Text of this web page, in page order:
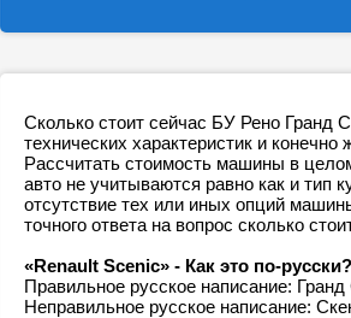
Сколько стоит сейчас БУ Рено Гранд
технических характеристик и
Рассчитать стоимость машины в
авто не учитываются равно как и тип
отсутствие тех или иных опций
точного ответа на вопрос сколько
«Renault Scenic» - Как это по-русски?
Правильное русское написание:
Неправильное русское написание: